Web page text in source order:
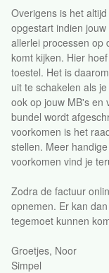
Overigens is het
opgestart indien
allerlei processen op
komt kijken. Hier
toestel. Het is
uit te schakelen als
ook op jouw MB's en
bundel wordt
voorkomen is het
stellen. Meer
voorkomen vind je
Zodra de factuur
opnemen. Er kan
tegemoet kunnen
Groetjes, Noor
Simpel